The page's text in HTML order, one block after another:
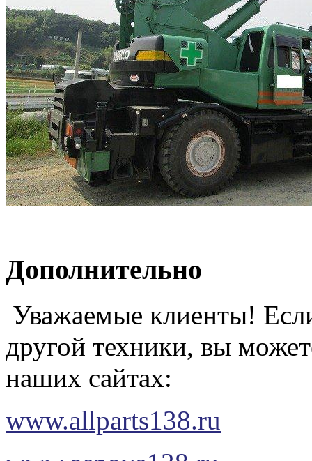
Дополнительно
Уважаемые клиенты!
другой техники, вы
наших сайтах:
www.allparts138.ru